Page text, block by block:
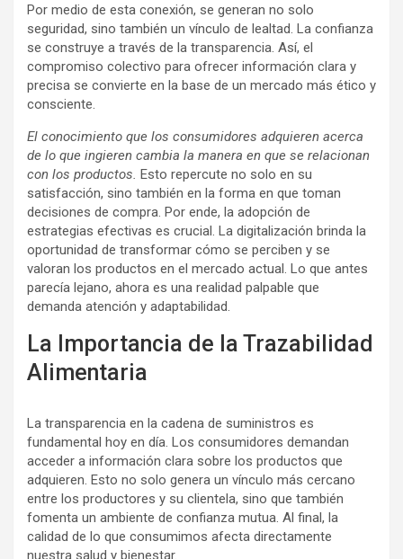
Por medio de esta conexión, se generan no solo
seguridad, sino también un vínculo de lealtad. La confianza
se construye a través de la transparencia. Así, el
compromiso colectivo para ofrecer información clara y
precisa se convierte en la base de un mercado más ético y
consciente.
El conocimiento que los consumidores adquieren acerca
de lo que ingieren cambia la manera en que se relacionan
con los productos. Esto repercute no solo en su
satisfacción, sino también en la forma en que toman
decisiones de compra. Por ende, la adopción de
estrategias efectivas es crucial. La digitalización brinda la
oportunidad de transformar cómo se perciben y se
valoran los productos en el mercado actual. Lo que antes
parecía lejano, ahora es una realidad palpable que
demanda atención y adaptabilidad.
La Importancia de la Trazabilidad
Alimentaria
La transparencia en la cadena de suministros es
fundamental hoy en día. Los consumidores demandan
acceder a información clara sobre los productos que
adquieren. Esto no solo genera un vínculo más cercano
entre los productores y su clientela, sino que también
fomenta un ambiente de confianza mutua. Al final, la
calidad de lo que consumimos afecta directamente
nuestra salud y bienestar.